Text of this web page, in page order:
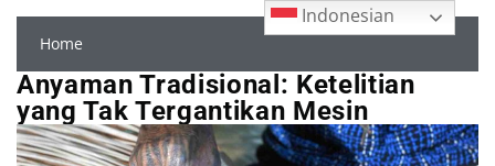
Home
Anyaman Tradisional: Ketelitian
yang Tak Tergantikan Mesin
Indonesian